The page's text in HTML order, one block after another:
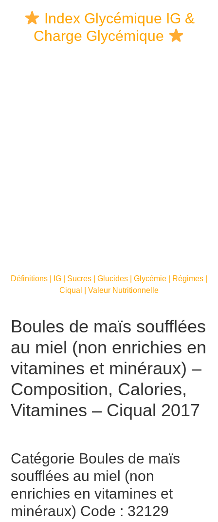
links
Index Glycémique IG &
Charge Glycémique
Définitions | IG | Sucres | Glucides | Glycémie | Régimes |
Ciqual | Valeur Nutritionnelle
Boules de maïs soufflées
au miel (non enrichies en
vitamines et minéraux) –
Composition, Calories,
Vitamines – Ciqual 2017
Catégorie Boules de maïs
soufflées au miel (non
enrichies en vitamines et
minéraux) Code : 32129